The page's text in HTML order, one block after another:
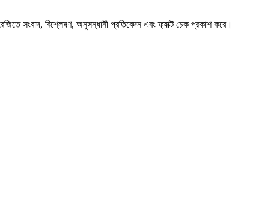
সংবাদ, বিশ্লেষণ, অনুসন্ধানী প্রতিবেদন এবং ফ্যাক্ট চেক প্রকাশ করে।